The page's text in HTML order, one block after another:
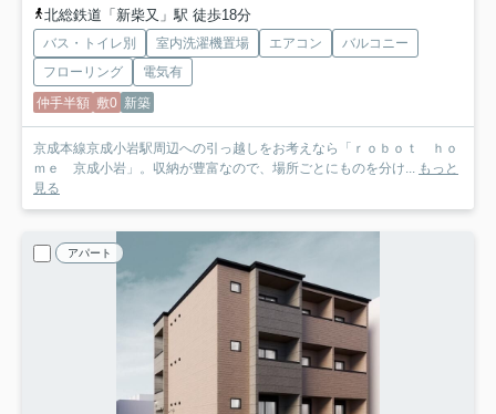
北総鉄道「新柴又」駅 徒歩18分
バス・トイレ別 室内洗濯機置場 エアコン
バルコニー
フローリング
電気有
仲手半額 敷0 新築
京成本線京成小岩駅周辺への引っ越しをお考えなら「ｒｏｂｏｔ ｈｏ
ｍｅ 京成小岩」。収納が豊富なので、場所ごとにものを分け...
もっと
見る
アパート